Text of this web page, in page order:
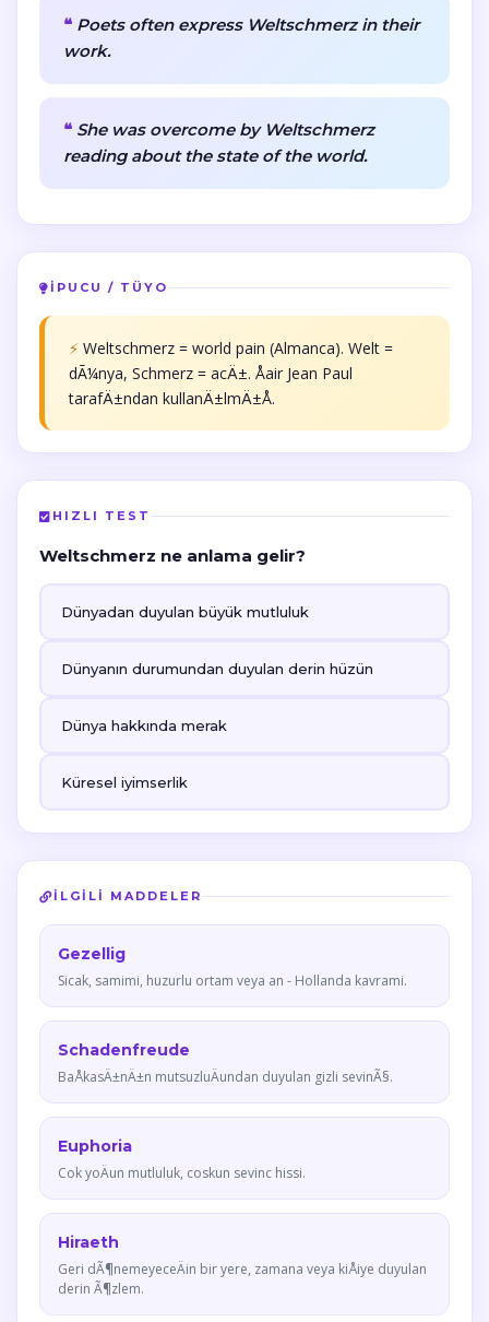
Poets often express Weltschmerz in their
work.
She was overcome by Weltschmerz
reading about the state of the world.
İPUCU / TÜYO
⚡ Weltschmerz = world pain (Almanca). Welt =
dÃ¼nya, Schmerz = acÄ±. Åair Jean Paul
tarafÄ±ndan kullanÄ±lmÄ±Å.
HIZLI TEST
Weltschmerz ne anlama gelir?
Dünyadan duyulan büyük mutluluk
Dünyanın durumundan duyulan derin hüzün
Dünya hakkında merak
Küresel iyimserlik
İLGILI MADDELER
Gezellig
Sicak, samimi, huzurlu ortam veya an - Hollanda kavrami.
Schadenfreude
BaÅkasÄ±nÄ±n mutsuzluÄundan duyulan gizli sevinÃ§.
Euphoria
Cok yoÄun mutluluk, coskun sevinc hissi.
Hiraeth
Geri dÃ¶nemeyeceÄin bir yere, zamana veya kiÅiye duyulan
derin Ã¶zlem.